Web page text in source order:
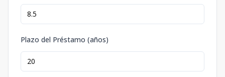
Plazo del Préstamo (años)